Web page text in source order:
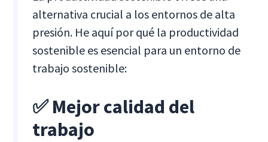
alternativa crucial a los entornos de alta
presión. He aquí por qué la productividad
sostenible es esencial para un entorno de
trabajo sostenible:
✅ Mejor calidad del
trabajo